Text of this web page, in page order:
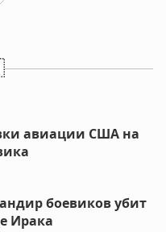
авиации США на
боевиков убит
Ирака